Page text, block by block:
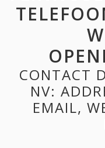
CONTACT
NV:
EMAIL,